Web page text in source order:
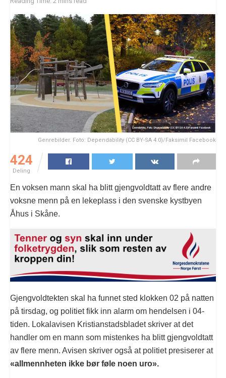
Genrebilder. Foto: Dependability (CC BY-SA 4.0)/Faksimil Facebook
424
Deling
En voksen mann skal ha blitt gjengvoldtatt av flere andre
voksne menn på en lekeplass i den svenske kystbyen
Åhus i Skåne.
Gjengvoldtekten skal ha funnet sted klokken 02 på natten
på tirsdag, og politiet fikk inn alarm om hendelsen i 04-
tiden. Lokalavisen Kristianstadsbladet skriver at det
handler om en mann som mistenkes ha blitt gjengvoldtatt
av flere menn. Avisen skriver også at politiet presiserer at
«allmennheten ikke bør føle noen uro».